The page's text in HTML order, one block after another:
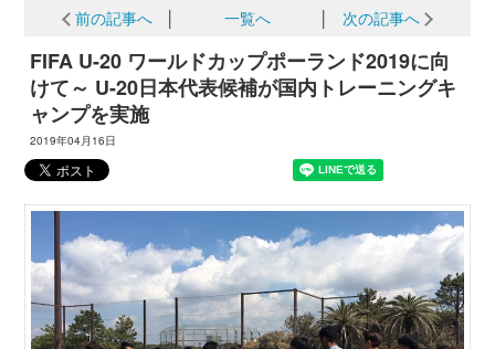
前の記事へ 一覧へ 次の記事へ
FIFA U-20 ワールドカップポーランド2019に向
けて～ U-20日本代表候補が国内トレーニングキ
ャンプを実施
2019年04月16日